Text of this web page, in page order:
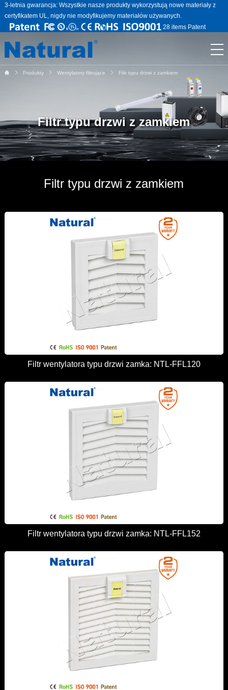
3-letnia gwarancja: Wszystkie nasze produkty wykorzystują nowe materiały z
certyfikatem UL, nigdy nie modyfikujemy materiałów używanych.
28 items Patent
Produkty Wentylatory filtrujące Filtr typu drzwi z zamkiem
Filtr typu drzwi z zamkiem
Filtr typu drzwi z zamkiem
Filtr wentylatora typu drzwi zamka: NTL-FFL120
Filtr wentylatora typu drzwi zamka: NTL-FFL152